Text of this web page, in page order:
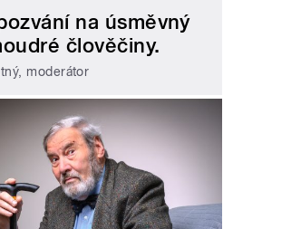
na úsměvný
člověčiny.
moderátor